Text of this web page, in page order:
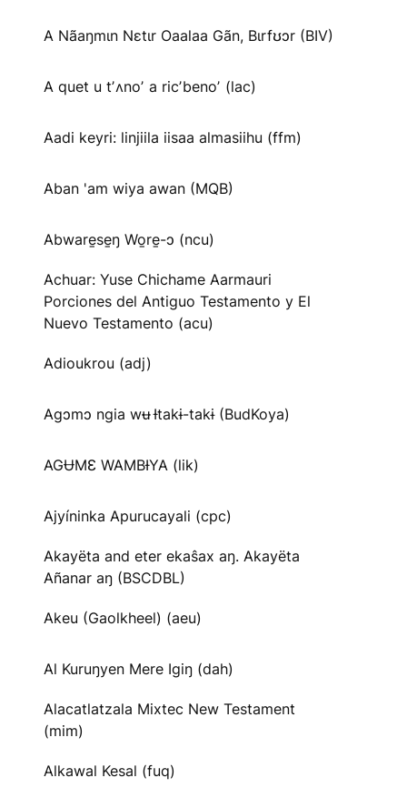
A Nãaŋmɩn Nɛtɩr Oaalaa Gãn, Bɩrfʊɔr (BIV)
A quet u tʼʌnoʼ a ricʼbenoʼ (lac)
Aadi keyri: linjiila iisaa almasiihu (ffm)
Aban 'am wiya awan (MQB)
Abware̱se̱ŋ Wo̱re̱-ɔ (ncu)
Achuar: Yuse Chichame Aarmauri
Porciones del Antiguo Testamento y El
Nuevo Testamento (acu)
Adioukrou (adj)
Agɔmɔ ngia wʉ Ɨtakɨ-takɨ (BudKoya)
AGɄMƐ WAMBƗYA (lik)
Ajyíninka Apurucayali (cpc)
Akayëta and eter ekaŝax aŋ. Akayëta
Añanar aŋ (BSCDBL)
Akeu (Gaolkheel) (aeu)
Al Kuruŋyen Mere Igiŋ (dah)
Alacatlatzala Mixtec New Testament
(mim)
Alkawal Kesal (fuq)